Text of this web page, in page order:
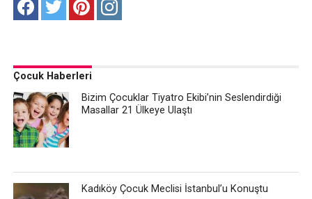
Çocuk Haberleri
Bizim Çocuklar Tiyatro Ekibi’nin Seslendirdiği
Masallar 21 Ülkeye Ulaştı
Kadıköy Çocuk Meclisi İstanbul’u Konuştu